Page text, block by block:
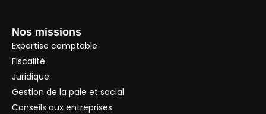
Nos missions
Expertise comptable
Fiscalité
Juridique
Gestion de la paie et social
Conseils aux entreprises